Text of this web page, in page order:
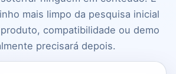
mais limpo da pesquisa inicial
compatibilidade ou demo
precisará depois.